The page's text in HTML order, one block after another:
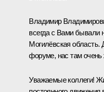
Владимир
всегда с Вами бывали
Могилёвская
форуме, нас там
Уважаемые коллеги!